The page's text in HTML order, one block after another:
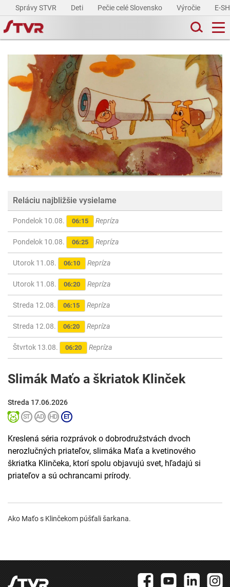
Správy STVR Deti Pečie celé Slovensko Výročie E-
Reláciu najbližšie vysielame
Pondelok 10.08. 06:15 Repríza
Pondelok 10.08. 06:25 Repríza
Utorok 11.08. 06:10 Repríza
Utorok 11.08. 06:20 Repríza
Streda 12.08. 06:15 Repríza
Streda 12.08. 06:20 Repríza
Štvrtok 13.08. 06:20 Repríza
Slimák Maťo a škriatok Klinček
Streda 17.06.2026
Kreslená séria rozprávok o dobrodružstvách dvoch
nerozlučných priateľov, slimáka Maťa a kvetinového
škriatka Klinčeka, ktorí spolu objavujú svet, hľadajú si
priateľov a sú ochrancami prírody.
Ako Maťo s Klinčekom púšťali šarkana.